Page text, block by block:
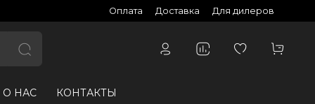
Оплата Доставка Для дилеров
О НАС КОНТАКТЫ